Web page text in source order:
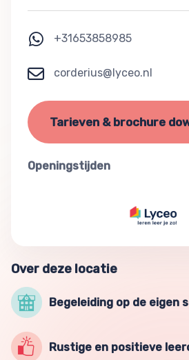
+31653858985
corderius@lyceo.nl
Tarieven & brochure
Openingstijden
Over deze locatie
Begeleiding op de eigen
Rustige en positieve